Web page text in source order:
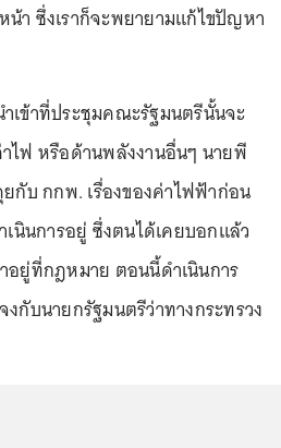
า ซึ่งเราก็จะพยายามแก้ไขปัญหา
เข้าที่ประชุมคณะรัฐมนตรีนั้นจะ
ไฟ หรือด้านพลังงานอื่นๆ นายพี
กับ กกพ. เรื่องของค่าไฟฟ้าก่อน
นินการอยู่ ซึ่งตนได้เคยบอกแล้ว
อยู่ที่กฎหมาย ตอนนี้ดำเนินการ
กับนายกรัฐมนตรีว่าทางกระทรวง